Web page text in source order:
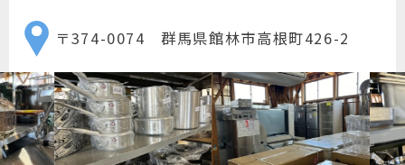
〒374-0074 群馬県館林市高根町426-2